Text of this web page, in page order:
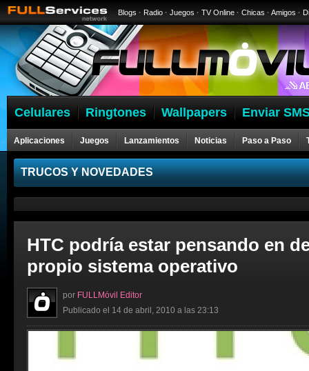
Blogs · Radio · Juegos · TV Online · Chicas · Amigos ·
Celulares Ringtones Wallpapers Enviar
Aplicaciones Juegos Lanzamientos Noticias Paso a Paso
Celulares
TRUCOS Y NOVEDADES
HTC podría estar pensando en
propio sistema operativo
por FULLMóvil Editor
Publicado el 14 de abril, 2010 a las 23:13